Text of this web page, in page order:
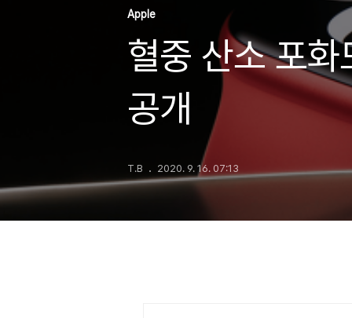
Apple
혈중 산소 포
공개
T.B 2020. 9. 16. 07:13